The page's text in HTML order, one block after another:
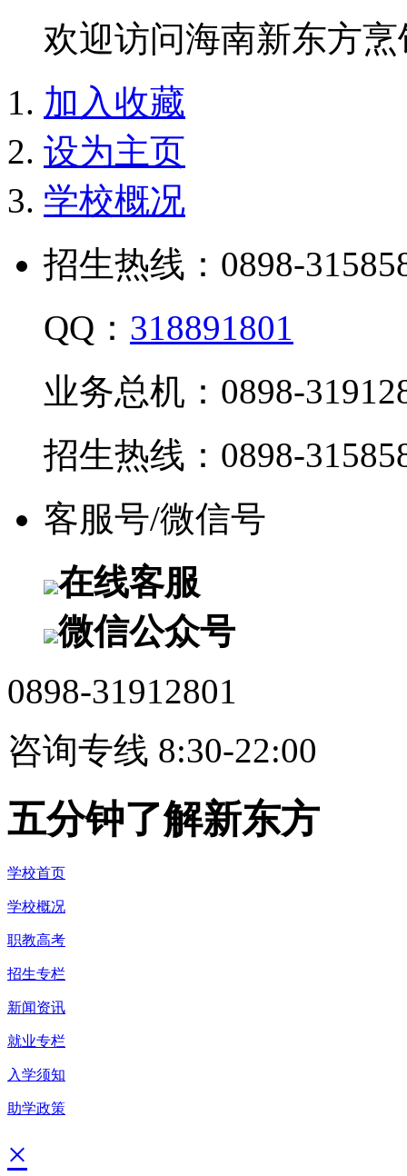
欢迎访问海南新东方
加入收藏
设为主页
学校概况
招生热线：0898-
QQ： 318891801
业务总机：0898-
招生热线：0898-
客服号/微信号
在线客服
微信公众号
0898-31912801
咨询专线 8:30-22:00
五分钟了解新东方
学校首页
学校概况
职教高考
招生专栏
新闻资讯
就业专栏
入学须知
助学政策
×